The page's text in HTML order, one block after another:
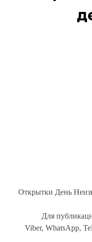
Открытки День
Для
Viber, WhatsApp,